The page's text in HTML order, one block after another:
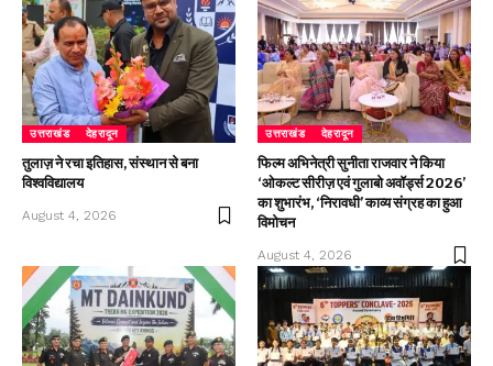
उत्तराखंड देहरादून
तुलाज़ ने रचा इतिहास, संस्थान से बना
विश्वविद्यालय
August 4, 2026
उत्तराखंड देहरादून
फिल्म अभिनेत्री सुनीता राजवार ने किया
‘ओकल्ट सीरीज़ एवं गुलाबो अवॉर्ड्स 2026’
का शुभारंभ, ‘निरावधी’ काव्य संग्रह का हुआ
विमोचन
August 4, 2026